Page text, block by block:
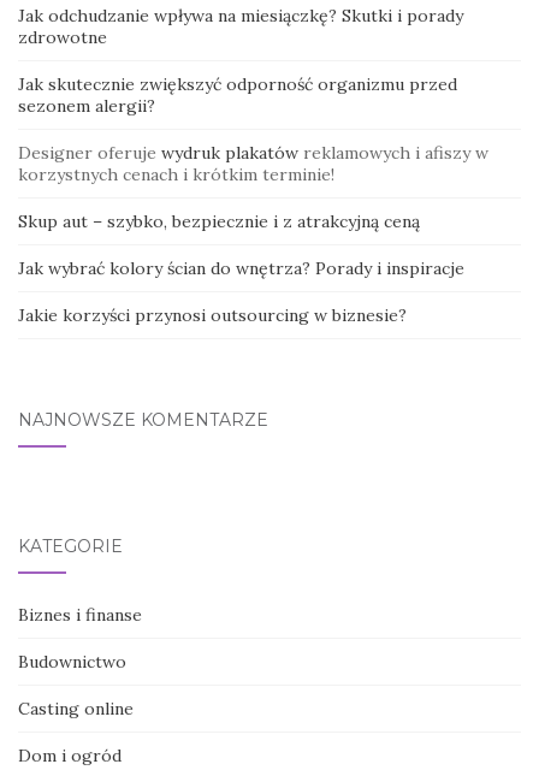
Jak odchudzanie wpływa na miesiączkę? Skutki i porady
zdrowotne
Jak skutecznie zwiększyć odporność organizmu przed
sezonem alergii?
Designer oferuje wydruk plakatów reklamowych i afiszy w
korzystnych cenach i krótkim terminie!
Skup aut – szybko, bezpiecznie i z atrakcyjną ceną
Jak wybrać kolory ścian do wnętrza? Porady i inspiracje
Jakie korzyści przynosi outsourcing w biznesie?
NAJNOWSZE KOMENTARZE
KATEGORIE
Biznes i finanse
Budownictwo
Casting online
Dom i ogród